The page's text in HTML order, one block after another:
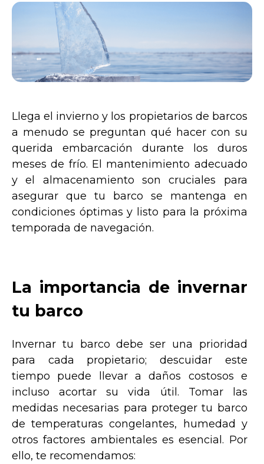
Llega el invierno y los propietarios de barcos
a menudo se preguntan qué hacer con su
querida embarcación durante los duros
meses de frío. El mantenimiento adecuado
y el almacenamiento son cruciales para
asegurar que tu barco se mantenga en
condiciones óptimas y listo para la próxima
temporada de navegación.
La importancia de invernar
tu barco
Invernar tu barco debe ser una prioridad
para cada propietario; descuidar este
tiempo puede llevar a daños costosos e
incluso acortar su vida útil. Tomar las
medidas necesarias para proteger tu barco
de temperaturas congelantes, humedad y
otros factores ambientales es esencial. Por
ello, te recomendamos: